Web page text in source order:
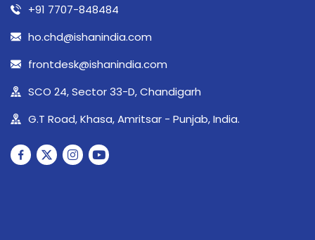
+91 7707-848484
ho.chd@ishanindia.com
frontdesk@ishanindia.com
SCO 24, Sector 33-D, Chandigarh
G.T Road, Khasa, Amritsar - Punjab, India.